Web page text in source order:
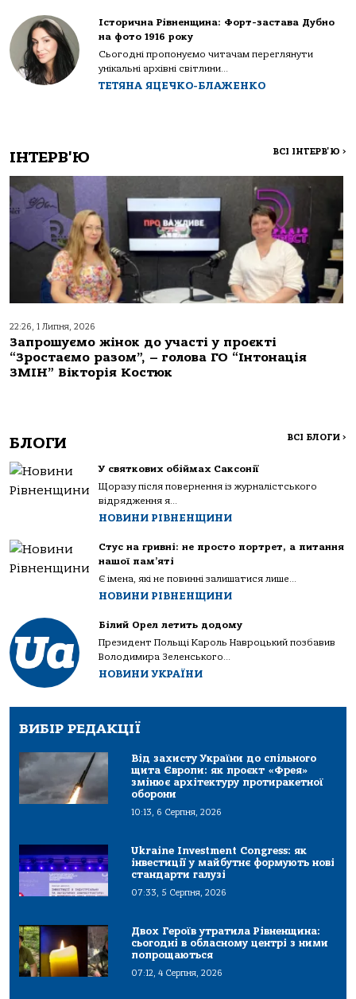
Історична Рівненщина: Форт-застава Дубно
на фото 1916 року
Сьогодні пропонуємо читачам переглянути
унікальні архівні світлини...
ТЕТЯНА ЯЦЕЧКО-БЛАЖЕНКО
ІНТЕРВ'Ю ВСІ ІНТЕРВ'Ю >
22:26, 1 Липня, 2026
Запрошуємо жінок до участі у проєкті
“Зростаємо разом”, – голова ГО “Інтонація
ЗМІН” Вікторія Костюк
БЛОГИ ВСІ БЛОГИ >
У святкових обіймах Саксонії
Щоразу після повернення із журналістського
відрядження я...
НОВИНИ РІВНЕНЩИНИ
Стус на гривні: не просто портрет, а питання
нашої пам’яті
Є імена, які не повинні залишатися лише...
НОВИНИ РІВНЕНЩИНИ
Білий Орел летить додому
Президент Польщі Кароль Навроцький позбавив
Володимира Зеленського...
НОВИНИ УКРАЇНИ
ВИБІР РЕДАКЦІЇ
Від захисту України до спільного
щита Європи: як проєкт «Фрея»
змінює архітектуру протиракетної
оборони
10:13, 6 Серпня, 2026
Ukraine Investment Congress: як
інвестиції у майбутнє формують нові
стандарти галузі
07:33, 5 Серпня, 2026
Двох Героїв утратила Рівненщина:
сьогодні в обласному центрі з ними
попрощаються
07:12, 4 Серпня, 2026